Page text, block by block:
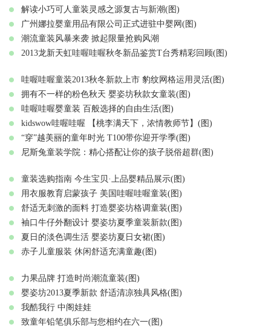
解读小巧可人童装灵感之源复古与新潮(图)
广州娜拉婴童用品有限公司正式进驻中婴网(图)
潮流童装风暴来袭 掀起限量抢购风潮
2013龙新天虹哇喔哇喔秋冬新品鉴赏T台秀精彩回顾(图)
哇喔哇喔童装2013秋冬新款上市 豹纹网格运用灵活(图)
拥有不一样的粉色秋天 婴姿坊秋款女童装(图)
哇喔哇喔婴童装 百般选择的自由生活(图)
kidswow哇喔哇喔 【桃李满天下，浓情教师节】(图)
“穿”越美丽的童年时光 T100带你迎开学季(图)
尼斯兔童装学院：精心搭配让你的孩子脱俗超群(图)
童装选购指南 今生宝贝·上品婴精品展示(图)
用衣服教育启蒙孩子 美国哇喔哇喔童装(图)
舒适无刺激的面料 打造婴姿坊格调童装(图)
袖口牛仔外翻设计 婴姿坊夏季童装新款(图)
夏日的淡色调生活 婴姿坊夏日女裙(图)
赤子儿童服装 休闲舒适充满童趣(图)
力果品牌 打造时尚潮流童装(图)
婴姿坊2013夏季新款 舒适清凉独具风格(图)
我酷我行 中阁娃娃
致童年铅笔俱乐部与您相约在六一(图)